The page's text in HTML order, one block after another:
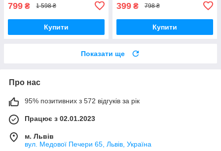
799 ₴ 1 598 ₴
Купити
автопилосос для авто
399 ₴ 798 ₴
Купити
Показати ще
Про нас
95% позитивних з 572 відгуків за рік
Працює з 02.01.2023
м. Львів
вул. Медової Печери 65, Львів, Україна